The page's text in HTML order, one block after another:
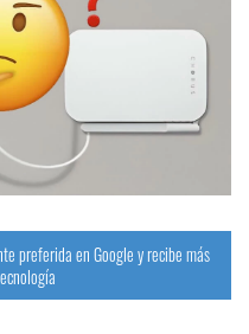
preferida en Google y recibe más